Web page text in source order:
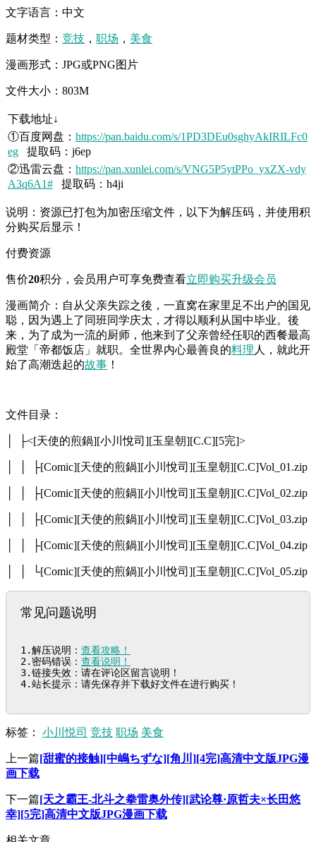
文字语言：中文
题材类型： 竞技 ， 职场 ， 美食
漫画形式：JPG或PNG图片
文件大小：803M
下载地址↓
①百度网盘： https://pan.baidu.com/s/1PD3DEu0sghyAkIRILFc0
eg 提取码：j6ep
②迅雷云盘： https://pan.xunlei.com/s/VNG5P5ytPPo_yxZX-vdy
A3q6A1# 提取码：h4ji
说明：资源已打包为加密压缩文件，以下为解压码，并使用积
分购买后显示！
付费资源
售价20积分 ，会员用户可享免费查看立即购买升级会员
漫画简介：自从父亲失踪之後，一直窝在家里足不出户的国见
聪，因为遇上了同班同学庆太，才得以顺利从国中毕业。後
来，为了成为一流的厨师，他来到了父亲曾经任职的西餐最高
殿堂「帝都饭店」就职。全世界内心最善良的料理 人，就此开
始了高潮迭起的故事 ！
文件目录：
│ ├<[天使的煎鍋][小川悅司][玉皇朝][C.C][5完]>
│ │ ├[Comic][天使的煎鍋][小川悅司][玉皇朝][C.C]Vol_01.zip
│ │ ├[Comic][天使的煎鍋][小川悅司][玉皇朝][C.C]Vol_02.zip
│ │ ├[Comic][天使的煎鍋][小川悅司][玉皇朝][C.C]Vol_03.zip
│ │ ├[Comic][天使的煎鍋][小川悅司][玉皇朝][C.C]Vol_04.zip
│ │ └[Comic][天使的煎鍋][小川悅司][玉皇朝][C.C]Vol_05.zip
常见问题说明
1.解压说明： 查看攻略！
2.密码错误： 查看说明！
3.链接失效：请在评论区留言说明！
4.站长提示：请先保存并下载好文件在进行购买！
标签： 小川悦司 竞技 职场 美食
上一篇[甜蜜的接触][中嶋ちずな][角川][4完]高清中文版JPG漫
画下载
下一篇[天之霸王-北斗之拳雷奥外传][武论尊·原哲夫×长田悠
幸][5完]高清中文版JPG漫画下载